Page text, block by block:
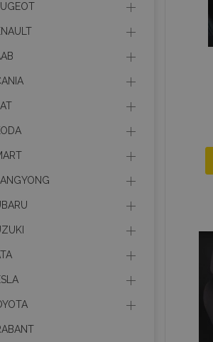
mage-cache-sessid
recently_viewed_product